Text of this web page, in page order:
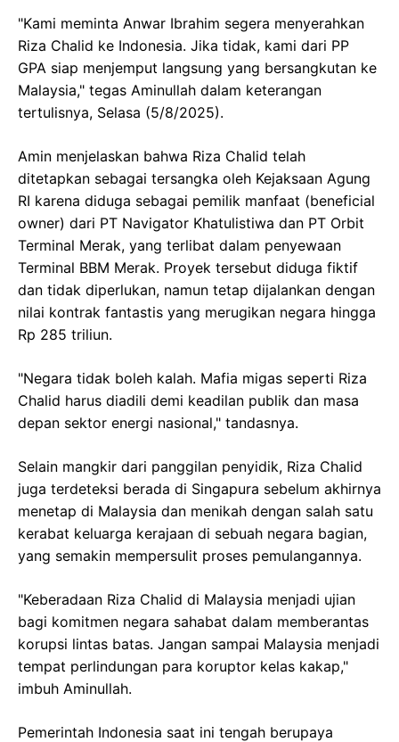
"Kami meminta Anwar Ibrahim segera menyerahkan
Riza Chalid ke Indonesia. Jika tidak, kami dari PP
GPA siap menjemput langsung yang bersangkutan ke
Malaysia," tegas Aminullah dalam keterangan
tertulisnya, Selasa (5/8/2025).
Amin menjelaskan bahwa Riza Chalid telah
ditetapkan sebagai tersangka oleh Kejaksaan Agung
RI karena diduga sebagai pemilik manfaat (beneficial
owner) dari PT Navigator Khatulistiwa dan PT Orbit
Terminal Merak, yang terlibat dalam penyewaan
Terminal BBM Merak. Proyek tersebut diduga fiktif
dan tidak diperlukan, namun tetap dijalankan dengan
nilai kontrak fantastis yang merugikan negara hingga
Rp 285 triliun.
"Negara tidak boleh kalah. Mafia migas seperti Riza
Chalid harus diadili demi keadilan publik dan masa
depan sektor energi nasional," tandasnya.
Selain mangkir dari panggilan penyidik, Riza Chalid
juga terdeteksi berada di Singapura sebelum akhirnya
menetap di Malaysia dan menikah dengan salah satu
kerabat keluarga kerajaan di sebuah negara bagian,
yang semakin mempersulit proses pemulangannya.
"Keberadaan Riza Chalid di Malaysia menjadi ujian
bagi komitmen negara sahabat dalam memberantas
korupsi lintas batas. Jangan sampai Malaysia menjadi
tempat perlindungan para koruptor kelas kakap,"
imbuh Aminullah.
Pemerintah Indonesia saat ini tengah berupaya